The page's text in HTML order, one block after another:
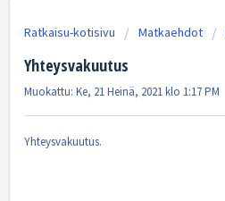
Ratkaisu-kotisivu Matkaehdot
Yhteysvakuutus
Muokattu: Ke, 21 Heinä, 2021 klo 1:17 PM
Yhteysvakuutus.